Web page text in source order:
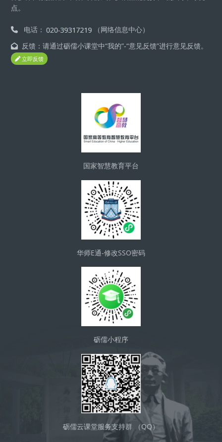
点。
电话：
（网络信息中心）
反馈：请通过砺儒小课堂中“我的”-“意见反馈”进行意见反馈。
立即反馈
国家智慧教育平台
华师E通-修改SSO密码
砺儒小程序
砺儒云课堂服务支持群 （QQ）